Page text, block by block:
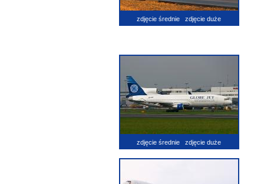
zdjęcie średnie zdjęcie duże
zdjęcie średnie zdjęcie duże